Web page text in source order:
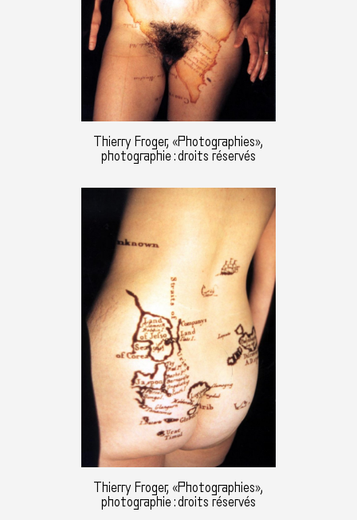
Thierry Froger, «Photographies»,
photographie : droits réservés
Thierry Froger, «Photographies»,
photographie : droits réservés